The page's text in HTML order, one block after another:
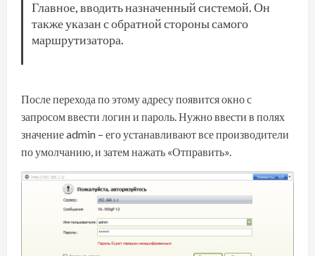
Главное, вводить назначенный системой. Он
также указан с обратной стороны самого
маршрутизатора.
После перехода по этому адресу появится окно с
запросом ввести логин и пароль. Нужно ввести в полях
значение admin – его устанавливают все производители
по умолчанию, и затем нажать «Отправить».